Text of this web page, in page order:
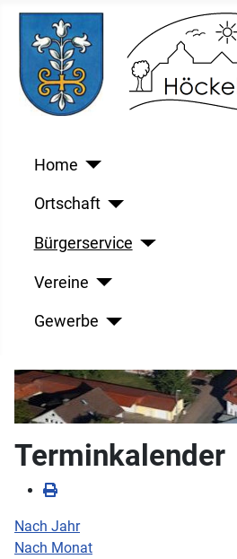
Home
Ortschaft
Bürgerservice
Vereine
Gewerbe
Terminkalender
Nach Jahr
Nach Monat